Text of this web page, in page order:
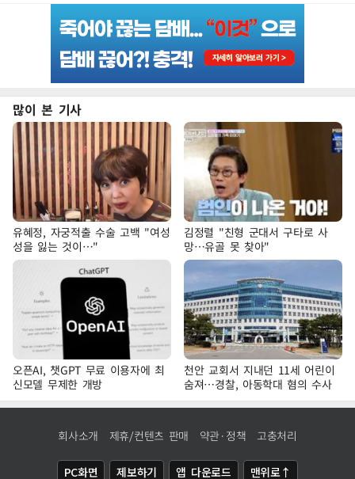
많이 본 기사
유혜정, 자궁적출 수술 고백 "여성
성을 잃는 것이…"
김정렬 "친형 군대서 구타로 사
망…유골 못 찾아"
오픈AI, 챗GPT 무료 이용자에 최
신모델 무제한 개방
천안 교회서 지내던 11세 어린이
숨져…경찰, 아동학대 혐의 수사
회사소개 제휴/컨텐츠 판매 약관·정책 고충처리
PC화면 제보하기 앱 다운로드 맨위로↑